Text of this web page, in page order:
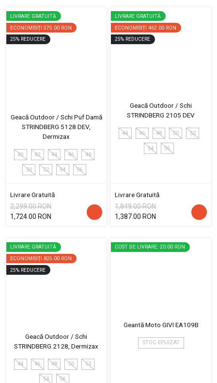
LIVRARE GRATUITĂ
ECONOMISIȚI 575.00 RON
25% REDUCERE
Geacă Outdoor / Schi Puf Damă
STRINDBERG 5128 DEV,
Dermizax
40 42 44 46 48
50 52 54 56
Livrare Gratuită
2,299.00 RON
1,724.00 RON
LIVRARE GRATUITĂ
ECONOMISIȚI 462.00 RON
25% REDUCERE
Geacă Outdoor / Schi
STRINDBERG 2105 DEV
44 46 48 50 52
54 56
Livrare Gratuită
1,849.00 RON
1,387.00 RON
LIVRARE GRATUITĂ
ECONOMISIȚI 825.00 RON
25% REDUCERE
Geacă Outdoor / Schi
STRINDBERG 2128, Dermizax
44 46 48 50 52
54 56
COST DE LIVRARE: 20.00 RON
Geantă Moto GIVI EA109B
STOC EPUIZAT